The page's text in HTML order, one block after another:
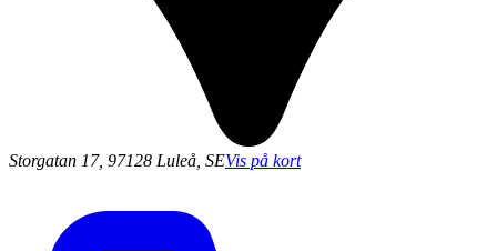
Storgatan 17, 97128 Luleå, SEVis på kort